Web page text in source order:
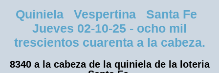
Quiniela Vespertina Santa Fe
Jueves 02-10-25 - ocho mil
trescientos cuarenta a la cabeza.
8340 a la cabeza de la quiniela de la loteria